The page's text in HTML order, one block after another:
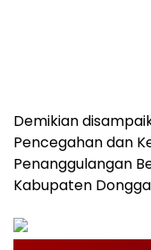
Demikian
Pencegahan dan
Penanggulangan
Kabupaten